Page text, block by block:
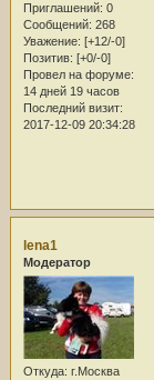
Приглашений: 0
Сообщений: 268
Уважение: [+12/-0]
Позитив: [+0/-0]
Провел на форуме:
14 дней 19 часов
Последний визит:
2017-12-09 20:34:28
lena1
Модератор
Откуда: г.Москва